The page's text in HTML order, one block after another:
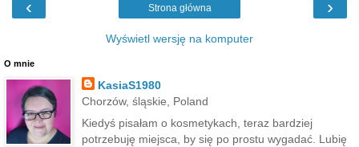
‹ ›
Strona główna
Wyświetl wersję na komputer
O mnie
KasiaS1980
Chorzów, śląskie, Poland
Kiedyś pisałam o kosmetykach, teraz bardziej
potrzebuję miejsca, by się po prostu wygadać. Lubię